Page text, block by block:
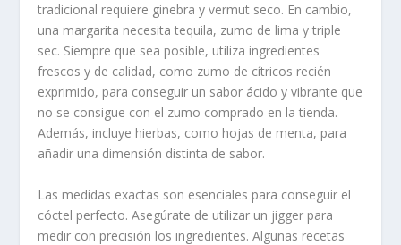
tradicional requiere ginebra y vermut seco. En cambio,
una margarita necesita tequila, zumo de lima y triple
sec. Siempre que sea posible, utiliza ingredientes
frescos y de calidad, como zumo de cítricos recién
exprimido, para conseguir un sabor ácido y vibrante que
no se consigue con el zumo comprado en la tienda.
Además, incluye hierbas, como hojas de menta, para
añadir una dimensión distinta de sabor.
Las medidas exactas son esenciales para conseguir el
cóctel perfecto. Asegúrate de utilizar un jigger para
medir con precisión los ingredientes. Algunas recetas